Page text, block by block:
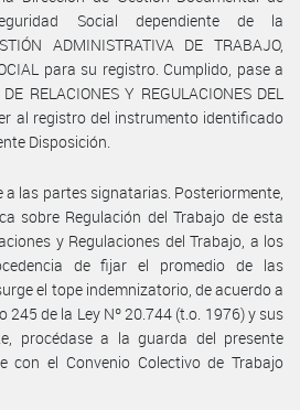
Social dependiente de la
ADMINISTRATIVA DE TRABAJO,
para su registro. Cumplido, pase a
RELACIONES Y REGULACIONES DEL
al registro del instrumento identificado
Disposición.
a las partes signatarias. Posteriormente,
sobre Regulación del Trabajo de esta
y Regulaciones del Trabajo, a los
de fijar el promedio de las
el tope indemnizatorio, de acuerdo a
245 de la Ley Nº 20.744 (t.o. 1976) y sus
procédase a la guarda del presente
con el Convenio Colectivo de Trabajo